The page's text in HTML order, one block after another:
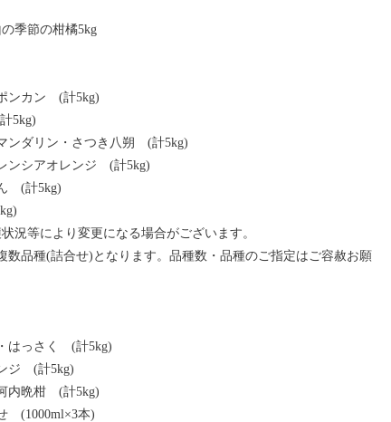
の季節の柑橘5kg
ンカン (計5kg)
5kg)
ンダリン・さつき八朔 (計5kg)
ンシアオレンジ (計5kg)
(計5kg)
況等により変更になる場合がございます。
数品種(詰合せ)となります。品種数・品種のご指定はご容赦お願
はっさく (計5kg)
ジ (計5kg)
内晩柑 (計5kg)
(1000ml×3本)